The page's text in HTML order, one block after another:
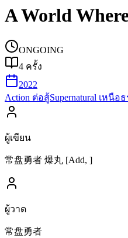
A World
ONGOING
4 ครั้ง
2022
Action ต่อสู้Supernatural เหนือ
ผู้เขียน
常盘勇者 爆丸 [Add, ]
ผู้วาด
常盘勇者